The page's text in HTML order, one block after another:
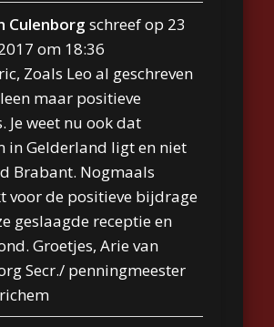
Culenborgschreef op 23
om 18:36
Zoals Leo al geschreven
maar positieve
Je weet nu ook dat
in Gelderland ligt en niet
Brabant. Nogmaals
voor de positieve bijdrage
geslaagde receptie en
Groetjes, Arie van
Secr./ penningmeester